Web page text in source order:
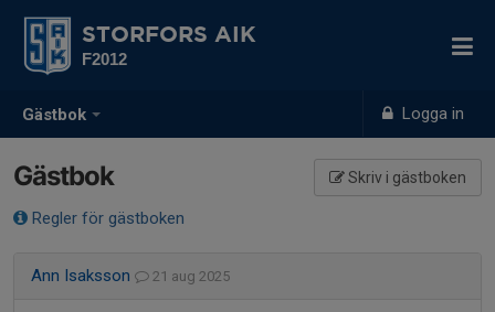
Gästbok Logga in
STORFORS AIK
F2012
Gästbok Skriv i gästboken
Regler för gästboken
Ann Isaksson 21 aug 2025